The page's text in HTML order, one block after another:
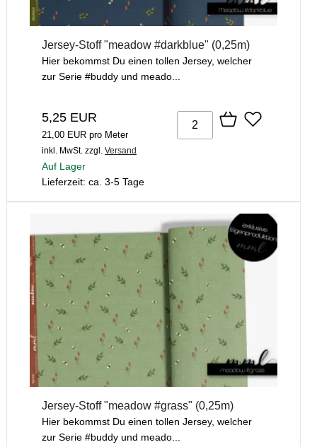
Jersey-Stoff "meadow #darkblue" (0,25m)
Hier bekommst Du einen tollen Jersey, welcher
zur Serie #buddy und meado...
5,25 EUR
21,00 EUR pro Meter
inkl. MwSt. zzgl. Versand
Auf Lager
Lieferzeit: ca. 3-5 Tage
Jersey-Stoff "meadow #grass" (0,25m)
Hier bekommst Du einen tollen Jersey, welcher
zur Serie #buddy und meado...